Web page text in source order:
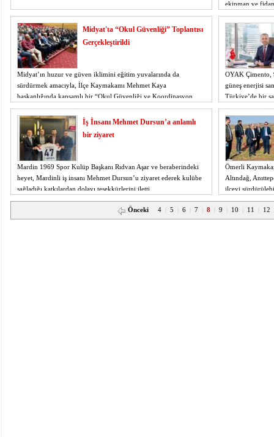
ekipman ve fidan
Hüsamettin
Midyat'ta “Okul Güvenliği” Toplantısı
Gerçekleştirildi
Midyat’ın huzur ve güven iklimini eğitim yuvalarında da
sürdürmek amacıyla, İlçe Kaymakamı Mehmet Kaya
başkanlığında kapsamlı bir “Okul Güvenliği ve Koordinasyon
Toplantısı” düzenlendi.
OYAK Çimento,
güneş enerjisi
Türkiye’de bir
tüketim
projesi
İş İnsanı Mehmet Dursun’a anlamlı
bir ziyaret
Mardin 1969 Spor Kulüp Başkanı Rıdvan Aşar ve beraberindeki
heyet, Mardinli iş insanı Mehmet Dursun’u ziyaret ederek kulübe
sağladığı katkılardan dolayı teşekkürlerini iletti.
Ömerli
Altındağ,
ilçeyi
yerinde inceledi.
Önceki
4 5 6 7 8 9 10 11 12